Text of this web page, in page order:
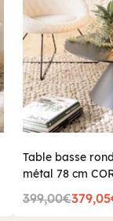
Table basse
métal 78 cm
399,00€